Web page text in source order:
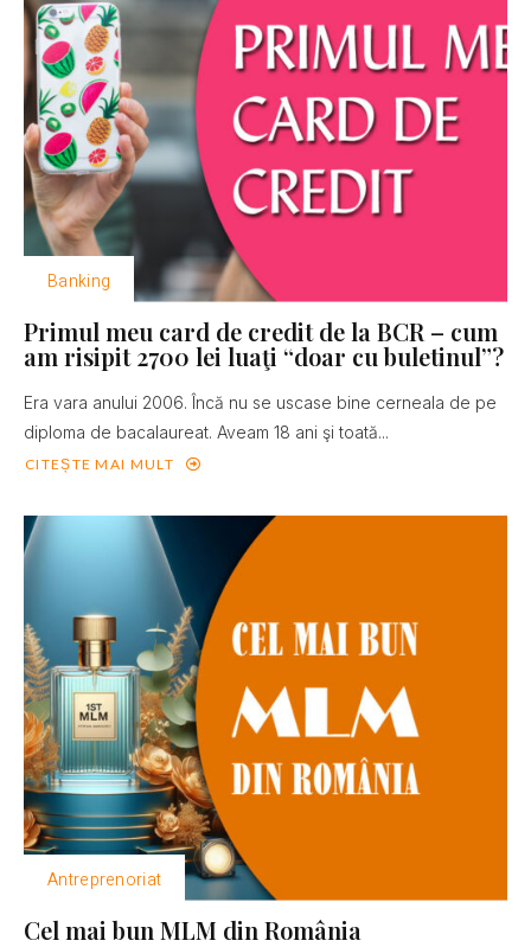
Banking
Primul meu card de credit de la BCR – cum
am risipit 2700 lei luaţi “doar cu buletinul”?
Era vara anului 2006. Încă nu se uscase bine cerneala de pe
diploma de bacalaureat. Aveam 18 ani şi toată...
CITEȘTE MAI MULT
Antreprenoriat
Cel mai bun MLM din România